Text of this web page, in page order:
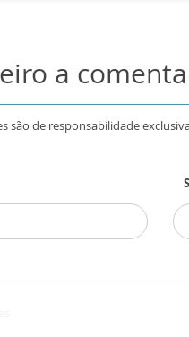
a
são de responsabilidade